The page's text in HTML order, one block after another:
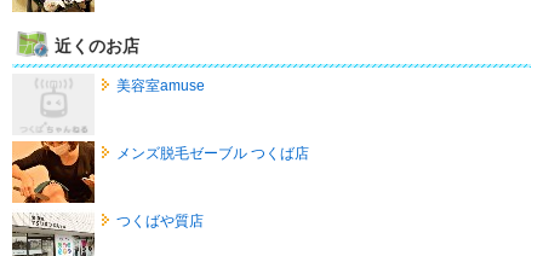
近くのお店
美容室amuse
メンズ脱毛ゼーブル つくば店
つくばや質店